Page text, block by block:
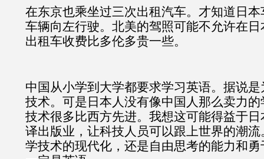
在东京也乘坐过三次出租汽车。才知道日
车辆向左行驶。北美的驾照可能不允许在
出租车收费比多伦多贵一些。
中国从小学到大学都要求学习英语。据说
技术。可是日本人没有像中国人那么卖力
技术很多比西方先进。我想这可能得益于
译出版业，让科技人员可以跟上世界的潮
学技术的现代化，还是自由思考的能力和